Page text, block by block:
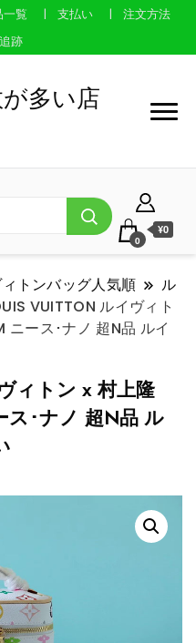
一覧 支払い
注文方法
跡
多い店
0
¥0
トンバッグ人気順
ル
VUITTON ルイヴィト
ース･ナノ 超N品 ルイ
ィトン x 村上隆
･ナノ 超N品 ル